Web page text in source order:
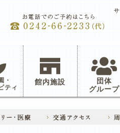
・
ティ
館内施設
団体
グループ